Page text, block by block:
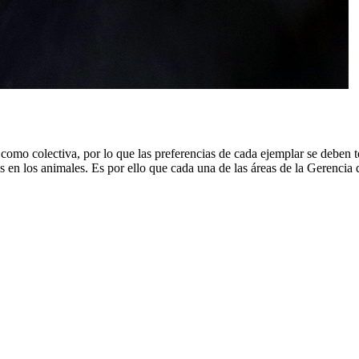
colectiva, por lo que las preferencias de cada ejemplar se
los animales. Es por ello que cada una de las áreas de la